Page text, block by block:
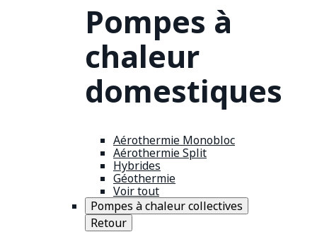
Pompes à
chaleur
domestiques
Aérothermie Monobloc
Aérothermie Split
Hybrides
Géothermie
Voir tout
Pompes à chaleur collectives
Retour